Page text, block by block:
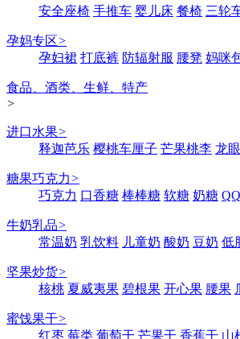
安全座椅 手推车 婴儿床 餐椅 三轮
孕妈专区>
孕妇裙 打底裤 防辐射服 腰凳 妈咪
食品、酒类、生鲜、特产
>
进口水果>
释迦芭乐 樱桃车厘子 芒果桃李 龙
糖果巧克力>
巧克力 口香糖 棒棒糖 软糖 奶糖
牛奶乳品>
常温奶 乳饮料 儿童奶 酸奶 豆奶 低
坚果炒货>
核桃 夏威夷果 碧根果 开心果 腰果
蜜饯果干>
红枣 莓类 葡萄干 芒果干 香蕉干 山